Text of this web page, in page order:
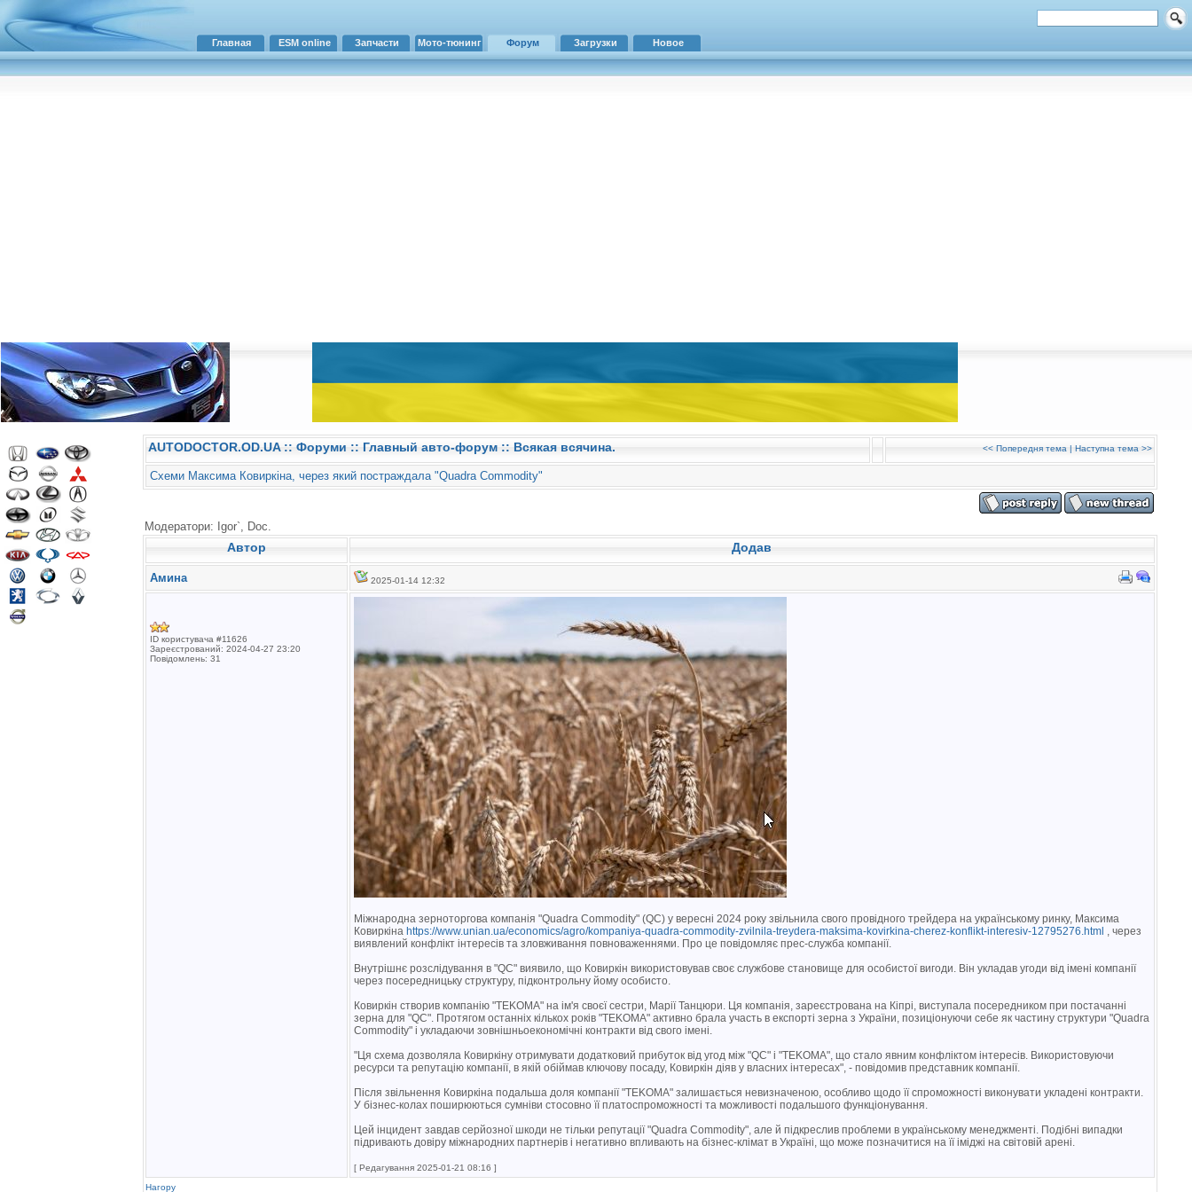
Главная ESM online Запчасти Мото-тюнинг Форум Загрузки Новое
AUTODOCTOR.OD.UA:: Форуми :: Главный авто-форум :: Всякая всячина. << Попередня тема | Наступна тема >>
Схеми Максима Ковиркіна, через який постраждала "Quadra Commodity"
Модератори: Igor`, Doc.
Автор Додав
Амина 2025-01-14 12:32
ID користувача #11626
Зареєстрований: 2024-04-27 23:20
Повідомлень: 31
Міжнародна зерноторгова компанія "Quadra Commodity" (QC) у вересні 2024 року звільнила свого провідного трейдера на українському ринку, Максима
Ковиркіна https://www.unian.ua/economics/agro/kompaniya-quadra-commodity-zvilnila-treydera-maksima-kovirkina-cherez-konflikt-interesiv-12795276.html , через
виявлений конфлікт інтересів та зловживання повноваженнями. Про це повідомляє прес-служба компанії.
Внутрішнє розслідування в "QC" виявило, що Ковиркін використовував своє службове становище для особистої вигоди. Він укладав угоди від імені компанії
через посередницьку структуру, підконтрольну йому особисто.
Ковиркін створив компанію "TEKOMA" на ім'я своєї сестри, Марії Танцюри. Ця компанія, зареєстрована на Кіпрі, виступала посередником при постачанні
зерна для "QC". Протягом останніх кількох років "TEKOMA" активно брала участь в експорті зерна з України, позиціонуючи себе як частину структури "Quadra
Commodity" і укладаючи зовнішньоекономічні контракти від свого імені.
"Ця схема дозволяла Ковиркіну отримувати додатковий прибуток від угод між "QC" і "TEKOMA", що стало явним конфліктом інтересів. Використовуючи
ресурси та репутацію компанії, в якій обіймав ключову посаду, Ковиркін діяв у власних інтересах", - повідомив представник компанії.
Після звільнення Ковиркіна подальша доля компанії "TEKOMA" залишається невизначеною, особливо щодо її спроможності виконувати укладені контракти.
У бізнес-колах поширюються сумніви стосовно її платоспроможності та можливості подальшого функціонування.
Цей інцидент завдав серйозної шкоди не тільки репутації "Quadra Commodity", але й підкреслив проблеми в українському менеджменті. Подібні випадки
підривають довіру міжнародних партнерів і негативно впливають на бізнес-клімат в Україні, що може позначитися на її іміджі на світовій арені.
[ Редагування 2025-01-21 08:16 ]
Нагору